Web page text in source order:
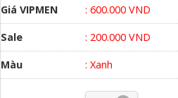
Giá VIPMEN : 600.000 VND
Sale : 200.000 VND
Màu : Xanh